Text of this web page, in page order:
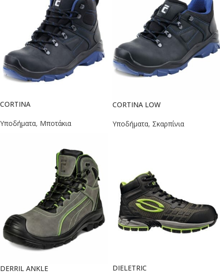
CORTINA
Υποδήματα, Μποτάκια
CORTINA LOW
Υποδήματα, Σκαρπίνια
DERRIL ANKLE DIELETRIC